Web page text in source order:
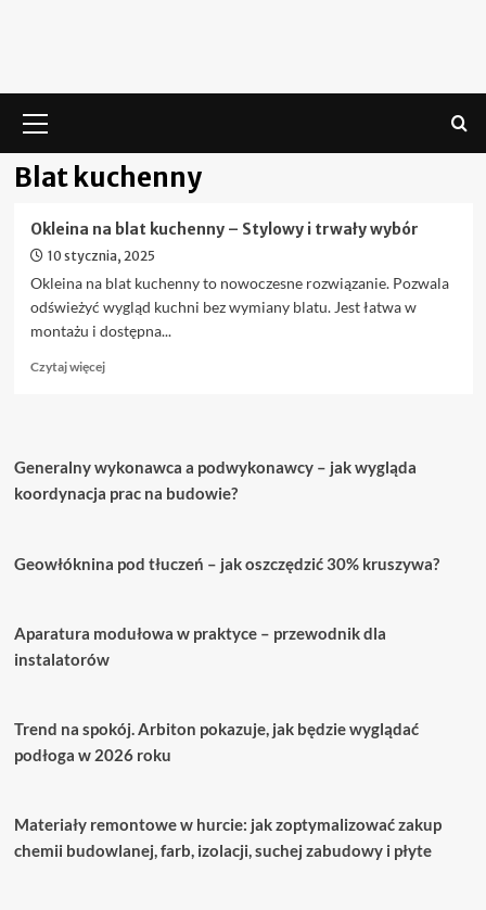
główne
Blat kuchenny
Okleina na blat kuchenny – Stylowy i trwały wybór
10 stycznia, 2025
Okleina na blat kuchenny to nowoczesne rozwiązanie. Pozwala
odświeżyć wygląd kuchni bez wymiany blatu. Jest łatwa w
montażu i dostępna...
Czytaj więcejDowiedz
na
blat
kuchenny
i
Generalny wykonawca a podwykonawcy – jak wygląda
koordynacja prac na budowie?
Geowłóknina pod tłuczeń – jak oszczędzić 30% kruszywa?
Aparatura modułowa w praktyce – przewodnik dla
instalatorów
Trend na spokój. Arbiton pokazuje, jak będzie wyglądać
podłoga w 2026 roku
Materiały remontowe w hurcie: jak zoptymalizować zakup
chemii budowlanej, farb, izolacji, suchej zabudowy i płyte